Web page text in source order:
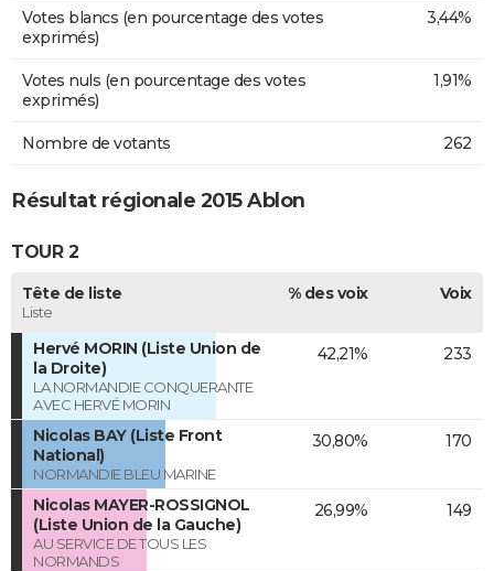
Votes blancs (en pourcentage des votes
exprimés)
3,44%
Votes nuls (en pourcentage des votes
exprimés)
1,91%
Nombre de votants 262
Résultat régionale 2015 Ablon
TOUR 2
Tête de liste
Liste
% des voix Voix
Hervé MORIN (Liste Union de
la Droite)
LA NORMANDIE CONQUERANTE
AVEC HERVÉ MORIN
42,21% 233
Nicolas BAY (Liste Front
National)
NORMANDIE BLEU MARINE
30,80% 170
Nicolas MAYER-ROSSIGNOL
(Liste Union de la Gauche)
AU SERVICE DE TOUS LES
NORMANDS
26,99% 149